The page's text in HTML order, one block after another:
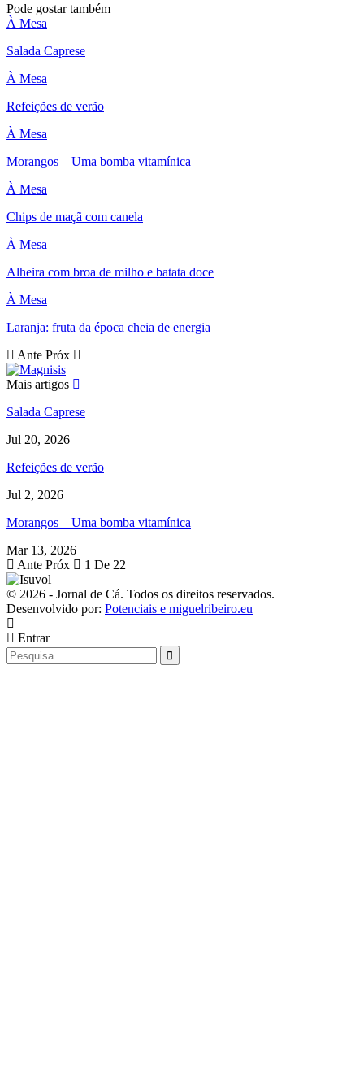
Pode gostar também
À Mesa
Salada Caprese
À Mesa
Refeições de verão
À Mesa
Morangos – Uma bomba vitamínica
À Mesa
Chips de maçã com canela
À Mesa
Alheira com broa de milho e batata doce
À Mesa
Laranja: fruta da época cheia de energia
Ante Próx
Mais artigos
Salada Caprese
Jul 20, 2026
Refeições de verão
Jul 2, 2026
Morangos – Uma bomba vitamínica
Mar 13, 2026
Ante Próx 1 De 22
© 2026 - Jornal de Cá. Todos os direitos reservados.
Desenvolvido por: Potenciais e miguelribeiro.eu
Entrar